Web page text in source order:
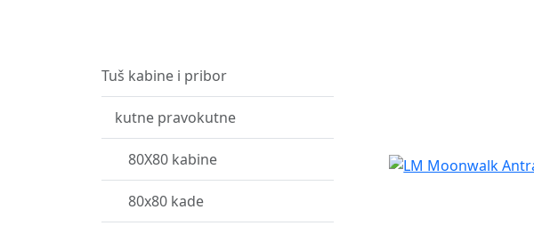
Tuš kabine i pribor
kutne pravokutne
80X80 kabine
80x80 kade